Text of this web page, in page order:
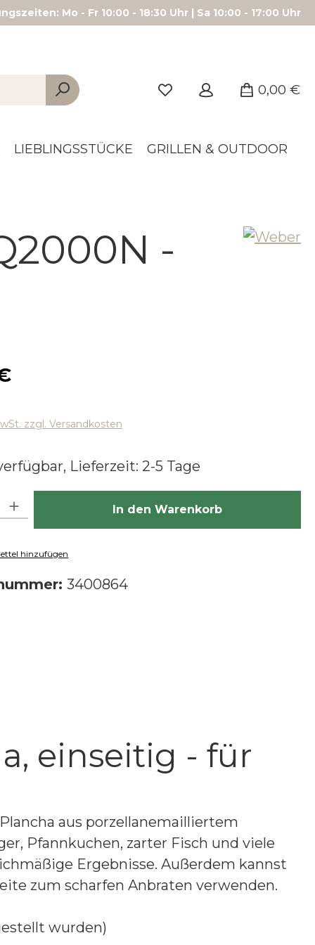
Mo - Fr 10:00 - 18:30 Uhr | Sa 10:00 - 17:00 Uhr
0,00 €
LIEBLINGSSTÜCKE GRILLEN & OUTDOOR
-
zzgl. Versandkosten
Lieferzeit: 2-5 Tage
Gib den gewünschten Wert ein oder benutze die
In den Warenkorb
hinzufügen
3400864
einseitig - für
aus porzellanemailliertem
Pfannkuchen, zarter Fisch und viele
Ergebnisse. Außerdem kannst
zum scharfen Anbraten verwenden.
wurden)